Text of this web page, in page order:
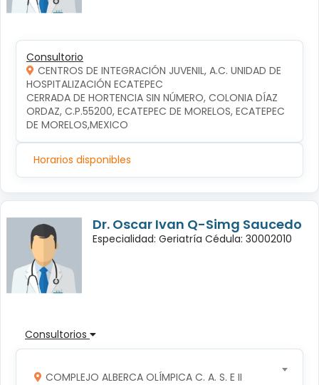
Consultorio
CENTROS DE INTEGRACIÓN JUVENIL, A.C. UNIDAD DE
HOSPITALIZACIÓN ECATEPEC
CERRADA DE HORTENCIA SIN NÚMERO, COLONIA DÍAZ
ORDAZ, C.P.55200, ECATEPEC DE MORELOS, ECATEPEC
DE MORELOS,MEXICO
Horarios disponibles
Dr. Oscar Ivan Q-Simg Saucedo
Especialidad: Geriatría Cédula: 30002010
Consultorios
COMPLEJO ALBERCA OLÍMPICA C. A. S. E II